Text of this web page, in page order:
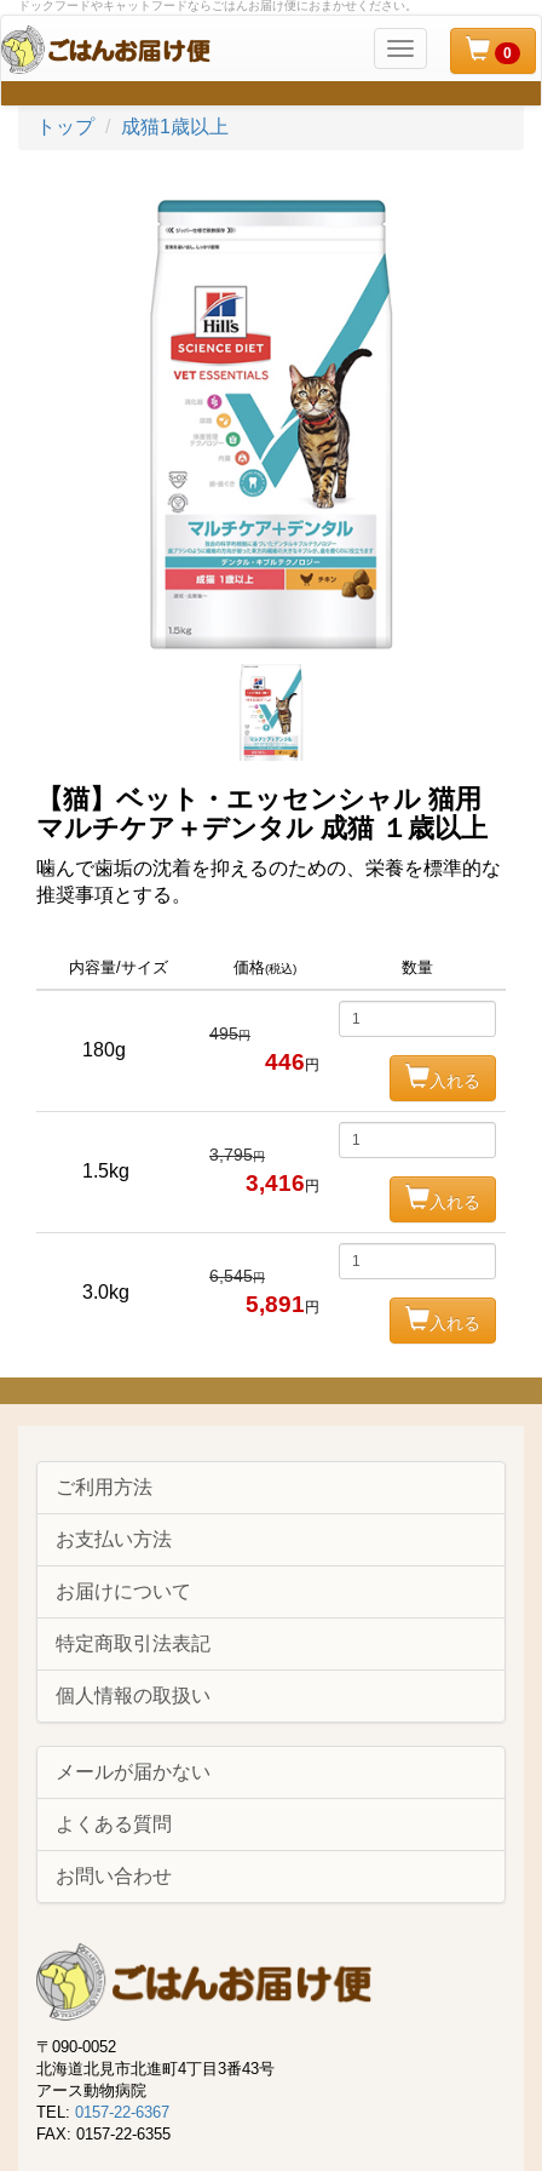
ドックフードやキャットフードならごはんお届け便におまかせください。
0
ナ
ビ
ゲ
トップ 成猫1歳以上
【猫】ベット・エッセンシャル 猫用
マルチケア＋デンタル 成猫 １歳以上
噛んで歯垢の沈着を抑えるのための、栄養を標準的な
推奨事項とする。
内容量/サイズ 価格(税込) 数量
180g
495円
446 円
入れる
1.5kg
3,795円
3,416 円
入れる
3.0kg
6,545円
5,891 円
入れる
ご利用方法
お支払い方法
お届けについて
特定商取引法表記
個人情報の取扱い
メールが届かない
よくある質問
お問い合わせ
〒090-0052
北海道北見市北進町4丁目3番43号
アース動物病院
TEL: 0157-22-6367
FAX: 0157-22-6355